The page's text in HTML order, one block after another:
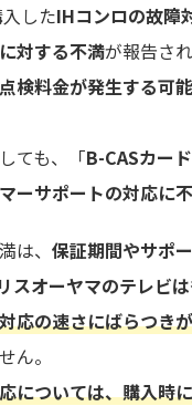
したIHコンロの故障
対する不満が報告さ
点検料金が発生する可
ても、「B-CASカー
ーサポートの対応に
は、 保証期間やサポ
スオーヤマのテレビ
応の速さにばらつき
ん。
については、購入時